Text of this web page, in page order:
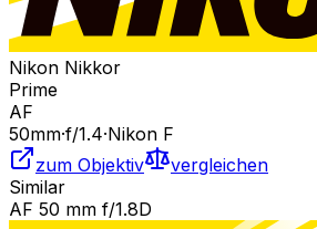
Nikon Nikkor
Prime
AF
50mm·f/1.4·Nikon F
zum Objektiv
vergleichen
Similar
AF 50 mm f/1.8D